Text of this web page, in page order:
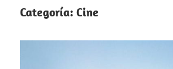
historia
Categoría: Cine